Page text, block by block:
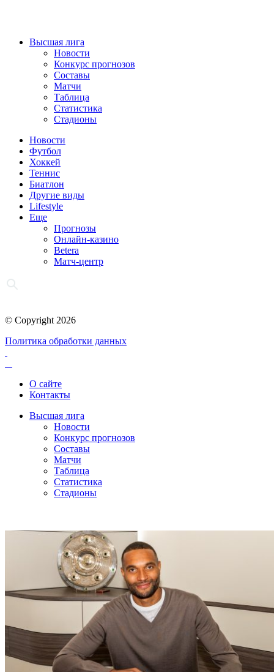
Высшая лига
Новости
Конкурс прогнозов
Составы
Матчи
Таблица
Статистика
Стадионы
Новости
Футбол
Хоккей
Теннис
Биатлон
Другие виды
Lifestyle
Еще
Прогнозы
Онлайн-казино
Betera
Матч-центр
© Copyright 2026
Политика обработки данных
О сайте
Контакты
Высшая лига
Новости
Конкурс прогнозов
Составы
Матчи
Таблица
Статистика
Стадионы